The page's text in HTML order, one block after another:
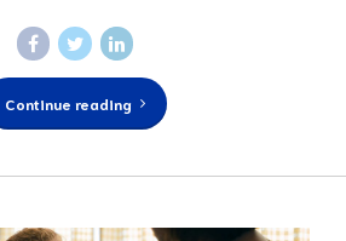
Continue reading